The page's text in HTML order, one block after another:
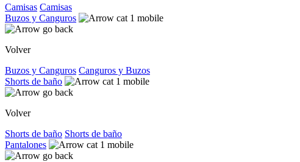
Camisas Camisas
Buzos y Canguros
Volver
Buzos y Canguros Canguros y Buzos
Shorts de baño
Volver
Shorts de baño Shorts de baño
Pantalones